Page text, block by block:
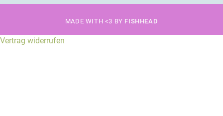
MADE WITH <3 BY FISHHEAD
Vertrag widerrufen